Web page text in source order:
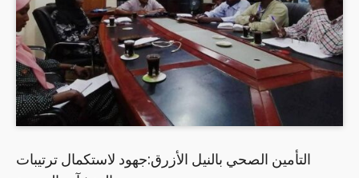
التأمين الصحي بالنيل الأزرق:جهود لاستكمال ترتيبات